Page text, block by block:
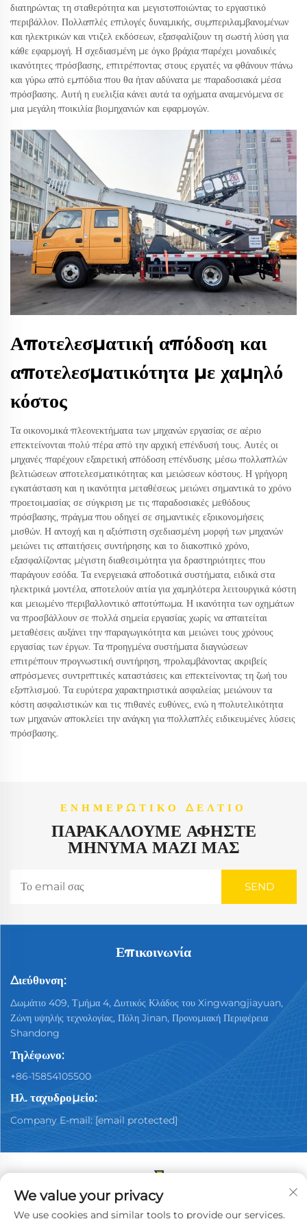
διατηρώντας τη σταθερότητα και μεγιστοποιώντας το εργαστικό
περιβάλλον. Πολλαπλές επιλογές δυναμικής, συμπεριλαμβανομένων
και ηλεκτρικών και ντιζελ εκδόσεων, εξασφαλίζουν τη σωστή λύση για
κάθε εφαρμογή. Η σχεδιασμένη με όγκο βράχια παρέχει μοναδικές
ικανότητες πρόσβασης, επιτρέποντας στους εργατές να φθάνουν πάνω
και γύρω από εμπόδια που θα ήταν αδύνατα με παραδοσιακά μέσα
πρόσβασης. Αυτή η ευελιξία κάνει αυτά τα οχήματα αναμενόμενα σε
μια μεγάλη ποικιλία βιομηχανιών και εφαρμογών.
Αποτελεσματική απόδοση και
αποτελεσματικότητα με χαμηλό
κόστος
Τα οικονομικά πλεονεκτήματα των μηχανών εργασίας σε αέριο
επεκτείνονται πολύ πέρα από την αρχική επένδυσή τους. Αυτές οι
μηχανές παρέχουν εξαιρετική απόδοση επένδυσης μέσω πολλαπλών
βελτιώσεων αποτελεσματικότητας και μειώσεων κόστους. Η γρήγορη
εγκατάσταση και η ικανότητα μεταθέσεως μειώνει σημαντικά το χρόνο
προετοιμασίας σε σύγκριση με τις παραδοσιακές μεθόδους
πρόσβασης, πράγμα που οδηγεί σε σημαντικές εξοικονομήσεις
μισθών. Η αντοχή και η αξιόπιστη σχεδιασμένη μορφή των μηχανών
μειώνει τις απαιτήσεις συντήρησης και το διακοπικό χρόνο,
εξασφαλίζοντας μέγιστη διαθεσιμότητα για δραστηριότητες που
παράγουν εσόδα. Τα ενεργειακά αποδοτικά συστήματα, ειδικά στα
ηλεκτρικά μοντέλα, αποτελούν αιτία για χαμηλότερα λειτουργικά κόστη
και μειωμένο περιβαλλοντικό αποτύπωμα. Η ικανότητα των οχημάτων
να προσβάλλουν σε πολλά σημεία εργασίας χωρίς να απαιτείται
μεταθέσεις αυξάνει την παραγωγικότητα και μειώνει τους χρόνους
εργασίας των έργων. Τα προηγμένα συστήματα διαγνώσεων
επιτρέπουν προγνωστική συντήρηση, προλαμβάνοντας ακριβείς
απρόσμενες συντριπτικές καταστάσεις και επεκτείνοντας τη ζωή του
εξοπλισμού. Τα ευρύτερα χαρακτηριστικά ασφαλείας μειώνουν τα
κόστη ασφαλιστικών και τις πιθανές ευθύνες, ενώ η πολυτελικότητα
των μηχανών αποκλείει την ανάγκη για πολλαπλές ειδικευμένες λύσεις
πρόσβασης.
ΕΝΗΜΕΡΩΤΙΚΌ ΔΕΛΤΊΟ
ΠΑΡΑΚΑΛΟΎΜΕ ΑΦΉΣΤΕ
ΜΉΝΥΜΑ ΜΑΖΊ ΜΑΣ
Επικοινωνία
Διεύθυνση:
Δωμάτιο 409, Τμήμα 4, Δυτικός Κλάδος του Xingwangjiayuan,
Ζώνη υψηλής τεχνολογίας, Πόλη Jinan, Προνομιακή Περιφέρεια
Shandong
Τηλέφωνο:
+86-15854105500
Ηλ. ταχυδρομείο:
Company E-mail: [email protected]
Πνευματικά δικαιώματα © 2025 Κίνα Jinan Youpin
We value your privacy
We use cookies and similar tools to provide our services.